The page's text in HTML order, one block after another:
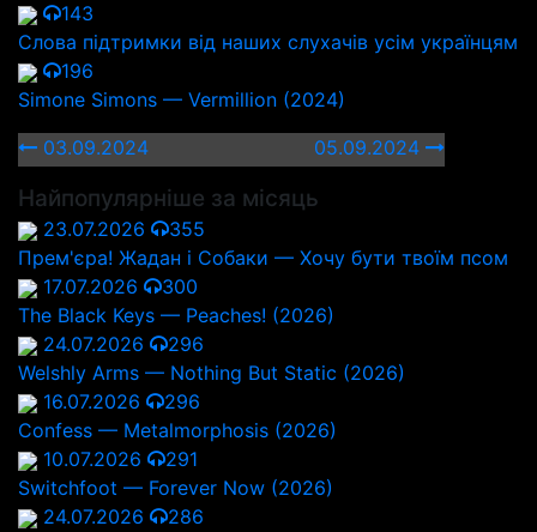
143
Слова підтримки від наших слухачів усім українцям
196
Simone Simons — Vermillion (2024)
03.09.2024
05.09.2024
Найпопулярніше за місяць
23.07.2026
355
Прем'єра! Жадан і Собаки — Хочу бути твоїм псом
17.07.2026
300
The Black Keys — Peaches! (2026)
24.07.2026
296
Welshly Arms — Nothing But Static (2026)
16.07.2026
296
Confess — Metalmorphosis (2026)
10.07.2026
291
Switchfoot — Forever Now (2026)
24.07.2026
286